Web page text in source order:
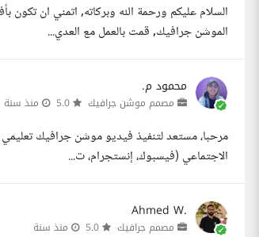
السلام عليكم ورحمة الله وبركاته, اتمني ان
الموشن جرافيك, قمت بالعمل مع العدي...
محمود م.
مصمم موشن جرافيك منذ سنة
الاجتماعي (فيسبوك، إنستجرام، ت...
Ahmed W.
مصمم جرافيك منذ سنة